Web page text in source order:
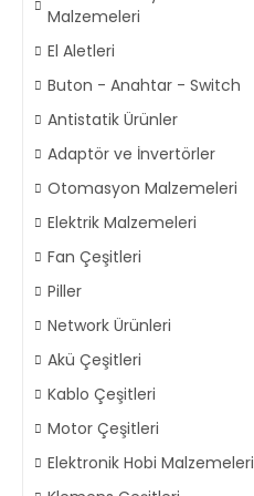
Malzemeleri
El Aletleri
Buton - Anahtar - Switch
Antistatik Ürünler
Adaptör ve İnvertörler
Otomasyon Malzemeleri
Elektrik Malzemeleri
Fan Çeşitleri
Piller
Network Ürünleri
Akü Çeşitleri
Kablo Çeşitleri
Motor Çeşitleri
Elektronik Hobi Malzemeleri